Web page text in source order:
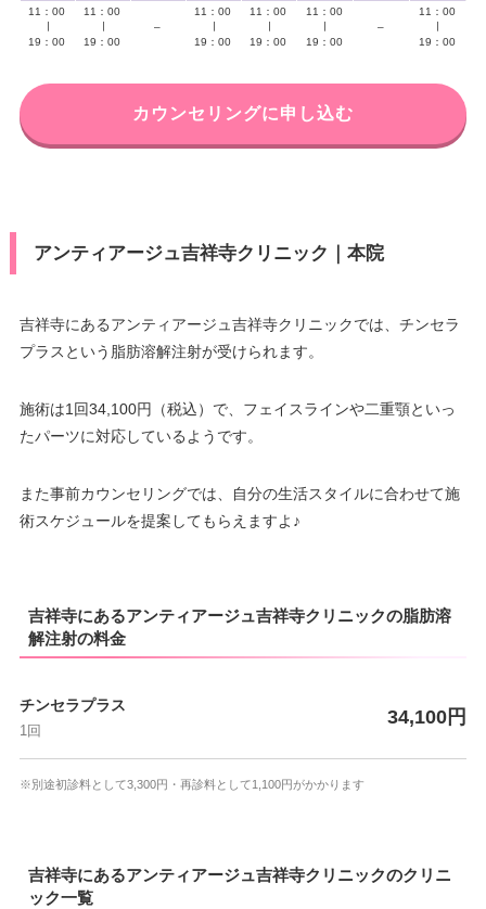
11：00
19：00
11：00
19：00
–
11：00
19：00
11：00
19：00
11：00
19：00
–
11：00
19：00
カウンセリングに申し込む
アンティアージュ吉祥寺クリニック｜本院
吉祥寺にあるアンティアージュ吉祥寺クリニックでは、チンセラ
プラスという脂肪溶解注射が受けられます。
施術は1回34,100円（税込）で、フェイスラインや二重顎といっ
たパーツに対応しているようです。
また事前カウンセリングでは、自分の生活スタイルに合わせて施
術スケジュールを提案してもらえますよ♪
吉祥寺にあるアンティアージュ吉祥寺クリニックの脂肪溶
解注射の料金
チンセラプラス
1回
34,100円
※別途初診料として3,300円・再診料として1,100円がかかります
吉祥寺にあるアンティアージュ吉祥寺クリニックのクリニ
ック一覧